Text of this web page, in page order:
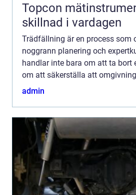
Topcon mätinstrument som gör
skillnad i vardagen
Trädfällning är en process som
noggrann planering och
handlar inte bara om att ta bort
om att säkerställa att
människor so...
admin